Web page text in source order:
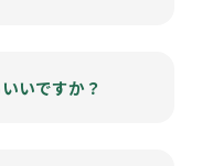
いですか？